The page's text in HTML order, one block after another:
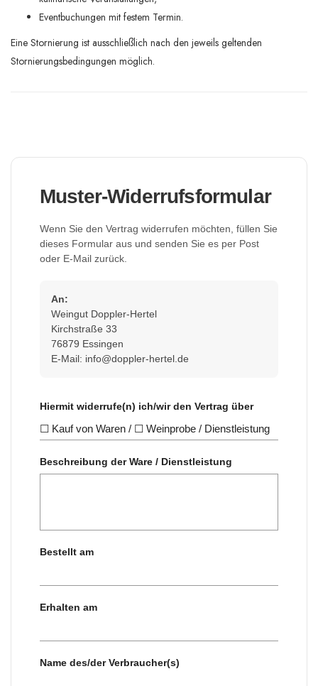
Eventbuchungen mit festem Termin.
Eine Stornierung ist ausschließlich nach den jeweils geltenden
Stornierungsbedingungen möglich.
Muster-Widerrufsformular
Wenn Sie den Vertrag widerrufen möchten, füllen Sie
dieses Formular aus und senden Sie es per Post
oder E-Mail zurück.
An:
Weingut Doppler-Hertel
Kirchstraße 33
76879 Essingen
E-Mail: info@doppler-hertel.de
Hiermit widerrufe(n) ich/wir den Vertrag über
☐ Kauf von Waren / ☐ Weinprobe / Dienstleistung
Beschreibung der Ware / Dienstleistung
Bestellt am
Erhalten am
Name des/der Verbraucher(s)